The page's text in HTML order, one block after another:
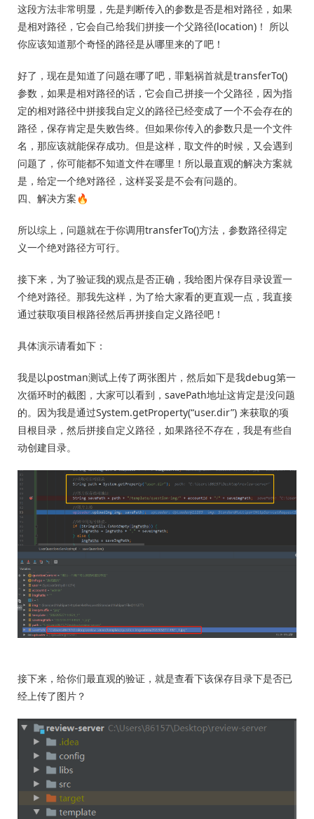
这段方法非常明显，先是判断传入的参数是否是相对路径，如果
是相对路径，它会自己给我们拼接一个父路径(location)！ 所以
你应该知道那个奇怪的路径是从哪里来的了吧！
好了，现在是知道了问题在哪了吧，罪魁祸首就是transferTo()
参数，如果是相对路径的话，它会自己拼接一个父路径，因为指
定的相对路径中拼接我自定义的路径已经变成了一个不会存在的
路径，保存肯定是失败告终。但如果你传入的参数只是一个文件
名，那应该就能保存成功。但是这样，取文件的时候，又会遇到
问题了，你可能都不知道文件在哪里！所以最直观的解决方案就
是，给定一个绝对路径，这样妥妥是不会有问题的。
四、解决方案🔥
所以综上，问题就在于你调用transferTo()方法，参数路径得定
义一个绝对路径方可行。
接下来，为了验证我的观点是否正确，我给图片保存目录设置一
个绝对路径。那我先这样，为了给大家看的更直观一点，我直接
通过获取项目根路径然后再拼接自定义路径吧！
具体演示请看如下：
我是以postman测试上传了两张图片，然后如下是我debug第一
次循环时的截图，大家可以看到，savePath地址这肯定是没问题
的。因为我是通过System.getProperty(“user.dir”) 来获取的项
目根目录，然后拼接自定义路径，如果路径不存在，我是有些自
动创建目录。
接下来，给你们最直观的验证，就是查看下该保存目录下是否已
经上传了图片？